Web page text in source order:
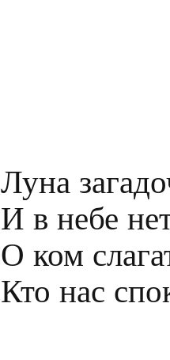
Луна
И в небе
О ком